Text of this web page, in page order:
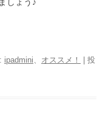
しょう♪
ipadmini、 オススメ！
| 投